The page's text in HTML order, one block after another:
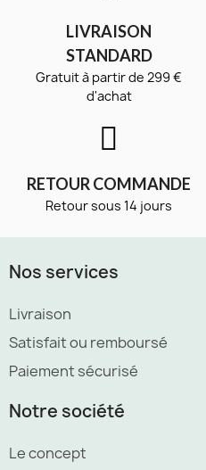
LIVRAISON
STANDARD
Gratuit à partir de 299 €
d'achat
RETOUR COMMANDE
Retour sous 14 jours
Nos services
Livraison
Satisfait ou remboursé
Paiement sécurisé
Notre société
Le concept